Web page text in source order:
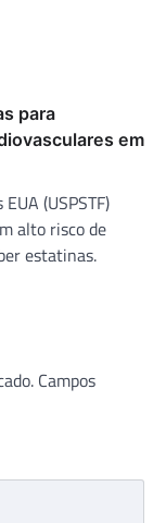
para
em
(USPSTF)
alto risco de
estatinas.
Campos